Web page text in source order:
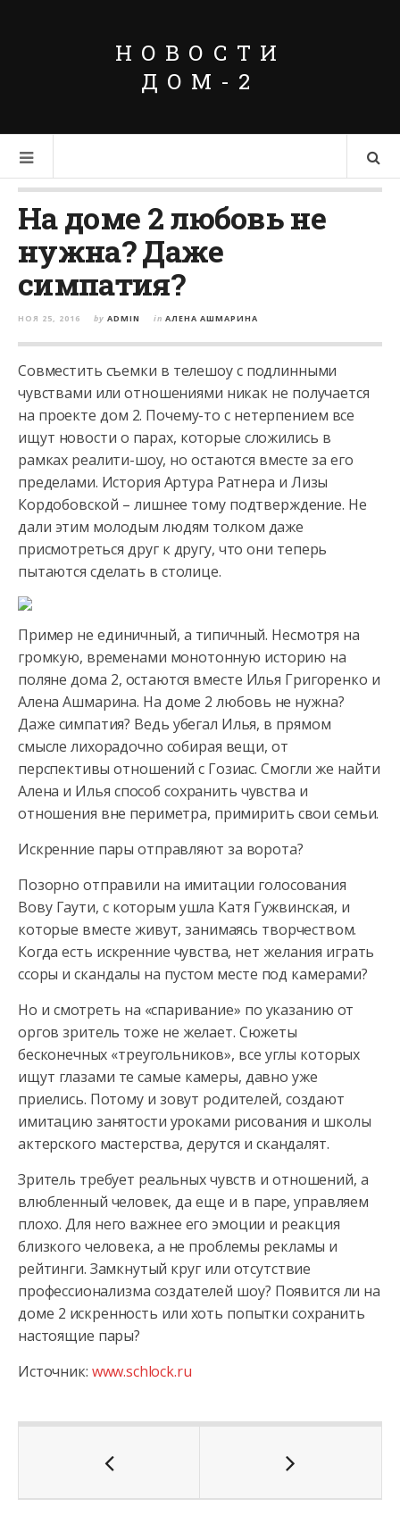
НОВОСТИ
ДОМ-2
На доме 2 любовь не
нужна? Даже
симпатия?
НОЯ 25, 2016 by ADMIN in АЛЕНА АШМАРИНА
Совместить съемки в телешоу с подлинными
чувствами или отношениями никак не получается
на проекте дом 2. Почему-то с нетерпением все
ищут новости о парах, которые сложились в
рамках реалити-шоу, но остаются вместе за его
пределами. История Артура Ратнера и Лизы
Кордобовской – лишнее тому подтверждение. Не
дали этим молодым людям толком даже
присмотреться друг к другу, что они теперь
пытаются сделать в столице.
Пример не единичный, а типичный. Несмотря на
громкую, временами монотонную историю на
поляне дома 2, остаются вместе Илья Григоренко и
Алена Ашмарина. На доме 2 любовь не нужна?
Даже симпатия? Ведь убегал Илья, в прямом
смысле лихорадочно собирая вещи, от
перспективы отношений с Гозиас. Смогли же найти
Алена и Илья способ сохранить чувства и
отношения вне периметра, примирить свои семьи.
Искренние пары отправляют за ворота?
Позорно отправили на имитации голосования
Вову Гаути, с которым ушла Катя Гужвинская, и
которые вместе живут, занимаясь творчеством.
Когда есть искренние чувства, нет желания играть
ссоры и скандалы на пустом месте под камерами?
Но и смотреть на «спаривание» по указанию от
оргов зритель тоже не желает. Сюжеты
бесконечных «треугольников», все углы которых
ищут глазами те самые камеры, давно уже
приелись. Потому и зовут родителей, создают
имитацию занятости уроками рисования и школы
актерского мастерства, дерутся и скандалят.
Зритель требует реальных чувств и отношений, а
влюбленный человек, да еще и в паре, управляем
плохо. Для него важнее его эмоции и реакция
близкого человека, а не проблемы рекламы и
рейтинги. Замкнутый круг или отсутствие
профессионализма создателей шоу? Появится ли на
доме 2 искренность или хоть попытки сохранить
настоящие пары?
Источник: www.schlock.ru